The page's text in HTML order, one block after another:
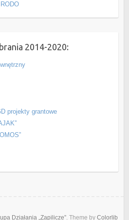
2014-2020:
projekty grantowe
Działania „Zapilicze”. Theme by Colorlib